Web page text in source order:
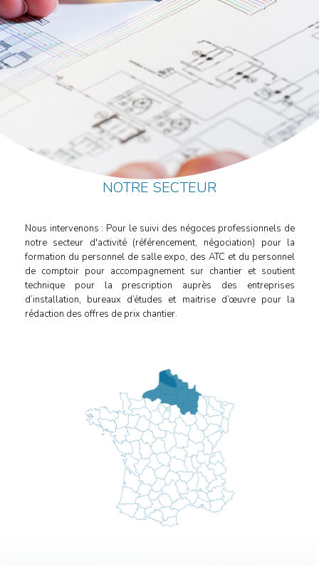
NOTRE SECTEUR
Nous intervenons : Pour le suivi des négoces professionnels de
notre secteur d'activité (référencement, négociation) pour la
formation du personnel de salle expo, des ATC et du personnel
de comptoir pour accompagnement sur chantier et soutient
technique pour la prescription auprès des entreprises
d’installation, bureaux d’études et maitrise d’œuvre pour la
rédaction des offres de prix chantier.